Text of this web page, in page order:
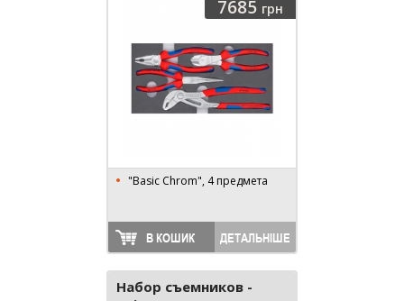
7685 грн
"Basic Chrom", 4 предмета
В КОШИК ДЕТАЛЬНІШЕ
Набор съемников -